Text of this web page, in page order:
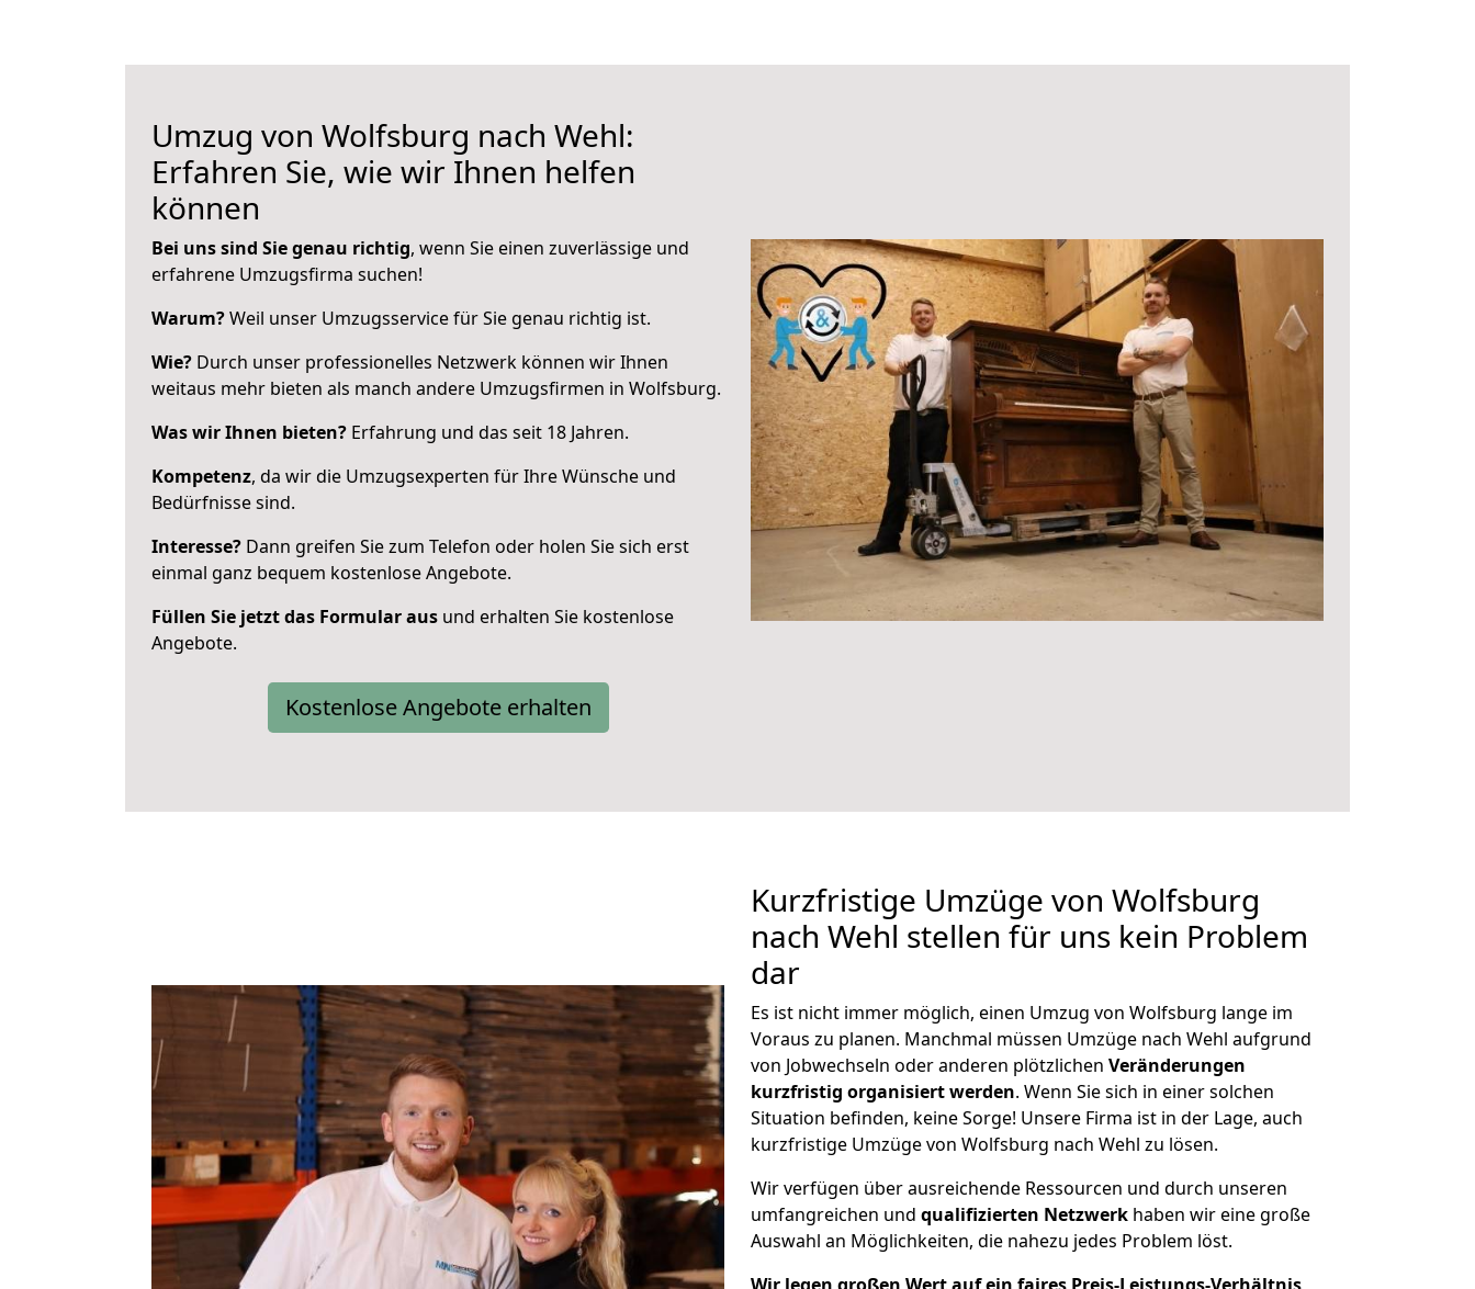
Umzug von Wolfsburg nach Wehl:
Erfahren Sie, wie wir Ihnen helfen
können
Bei uns sind Sie genau richtig, wenn Sie einen zuverlässige und
erfahrene Umzugsfirma suchen!
Warum?Weil unser Umzugsservice für Sie genau richtig ist.
Wie? Durch unser professionelles Netzwerk können wir Ihnen
weitaus mehr bieten als manch andere Umzugsfirmen in Wolfsburg.
Was wir Ihnen bieten? Erfahrung und das seit 18 Jahren.
Kompetenz, da wir die Umzugsexperten für Ihre Wünsche und
Bedürfnisse sind.
Interesse? Dann greifen Sie zum Telefon oder holen Sie sich erst
einmal ganz bequem kostenlose Angebote.
Füllen Sie jetzt das Formular aus und erhalten Sie kostenlose
Angebote.
Kostenlose Angebote erhalten
Kurzfristige Umzüge von Wolfsburg
nach Wehl stellen für uns kein Problem
dar
Es ist nicht immer möglich, einen Umzug von Wolfsburg lange im
Voraus zu planen. Manchmal müssen Umzüge nach Wehl aufgrund
von Jobwechseln oder anderen plötzlichen Veränderungen
kurzfristig organisiert werden. Wenn Sie sich in einer solchen
Situation befinden, keine Sorge! Unsere Firma ist in der Lage, auch
kurzfristige Umzüge von Wolfsburg nach Wehl zu lösen.
Wir verfügen über ausreichende Ressourcen und durch unseren
umfangreichen und qualifizierten Netzwerk haben wir eine große
Auswahl an Möglichkeiten, die nahezu jedes Problem löst.